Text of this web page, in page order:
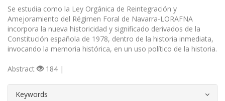
Se estudia como la Ley Orgánica de Reintegración y
Amejoramiento del Régimen Foral de Navarra-LORAFNA
incorpora la nueva historicidad y significado derivados de la
Constitución española de 1978, dentro de la historia inmediata,
invocando la memoria histórica, en un uso político de la historia.
Abstract 184 |
Keywords